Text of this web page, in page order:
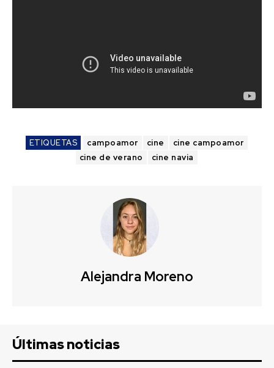
ETIQUETAS campoamor cine
cine campoamor
cine de verano
cine navia
Alejandra Moreno
Últimas noticias